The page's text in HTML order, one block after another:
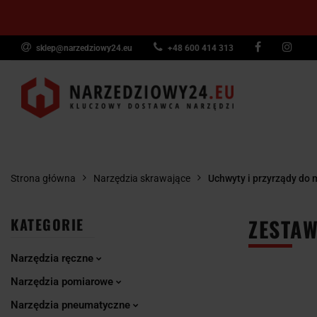
sklep@narzedziowy24.eu +48 600 414 313
Narzędzia
Narzędzia
Strona główna Narzędzia skrawające Uchwyty i przyrządy do
KATEGORIE
Narzędzia ręczne
Narzędzia pomiarowe
Narzędzia pneumatyczne